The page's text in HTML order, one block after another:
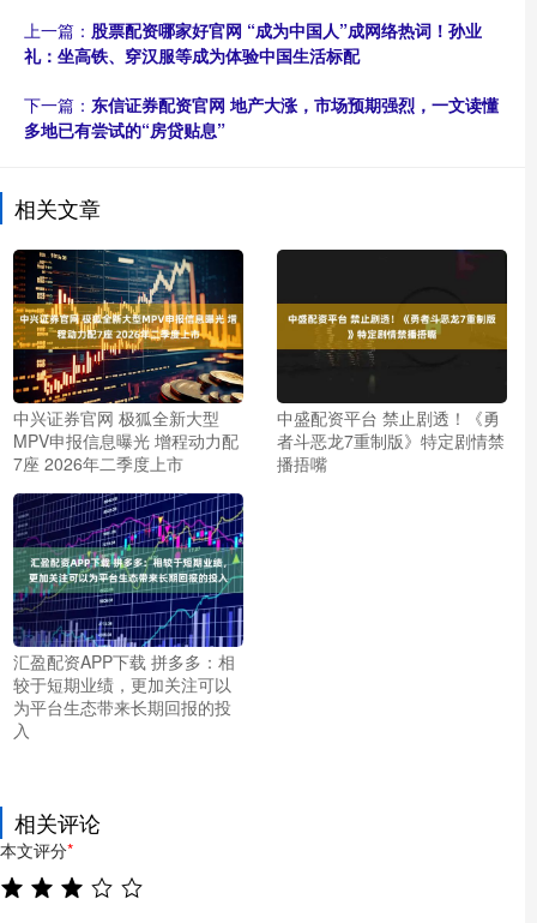
上一篇： 股票配资哪家好官网 “成为中国人”成网络热词！孙业
礼：坐高铁、穿汉服等成为体验中国生活标配
下一篇： 东信证券配资官网 地产大涨，市场预期强烈，一文读懂
多地已有尝试的“房贷贴息”
相关文章
中兴证券官网 极狐全新大型
MPV申报信息曝光 增程动力配
7座 2026年二季度上市
中盛配资平台 禁止剧透！《勇
者斗恶龙7重制版》特定剧情禁
播捂嘴
汇盈配资APP下载 拼多多：相
较于短期业绩，更加关注可以
为平台生态带来长期回报的投
入
相关评论
本文评分*